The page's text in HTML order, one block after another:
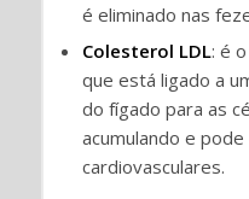
é eliminado nas
Colesterol LDL: é
que está ligado a
do fígado para as
acumulando e
cardiovasculares.